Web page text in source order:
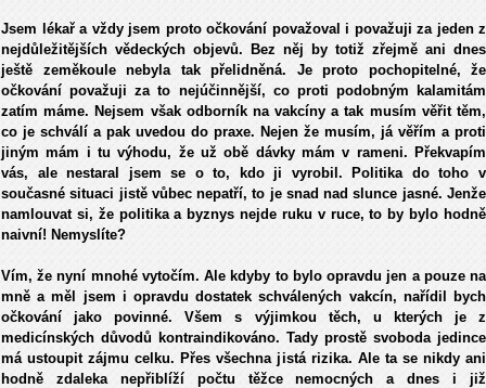
Jsem lékař a vždy jsem proto očkování považoval i považuji za jeden z
nejdůležitějších vědeckých objevů. Bez něj by totiž zřejmě ani dnes
ještě zeměkoule nebyla tak přelidněná. Je proto pochopitelné, že
očkování považuji za to nejúčinnější, co proti podobným kalamitám
zatím máme. Nejsem však odborník na vakcíny a tak musím věřit těm,
co je schválí a pak uvedou do praxe. Nejen že musím, já věřím a proti
jiným mám i tu výhodu, že už obě dávky mám v rameni. Překvapím
vás, ale nestaral jsem se o to, kdo ji vyrobil. Politika do toho v
současné situaci jistě vůbec nepatří, to je snad nad slunce jasné. Jenže
namlouvat si, že politika a byznys nejde ruku v ruce, to by bylo hodně
naivní! Nemyslíte?
Vím, že nyní mnohé vytočím. Ale kdyby to bylo opravdu jen a pouze na
mně a měl jsem i opravdu dostatek schválených vakcín, nařídil bych
očkování jako povinné. Všem s výjimkou těch, u kterých je z
medicínských důvodů kontraindikováno. Tady prostě svoboda jedince
má ustoupit zájmu celku. Přes všechna jistá rizika. Ale ta se nikdy ani
hodně zdaleka nepřiblíží počtu těžce nemocných a dnes i již